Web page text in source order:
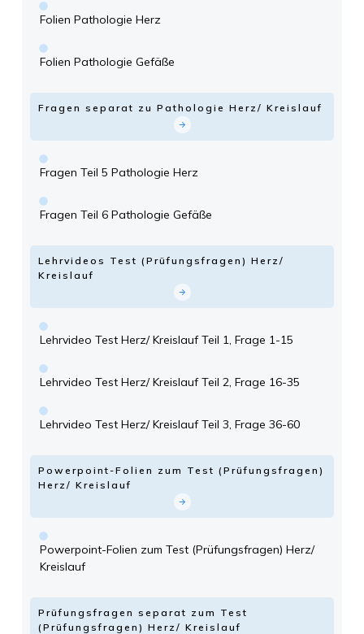
Folien Pathologie Herz
Folien Pathologie Gefäße
Fragen separat zu Pathologie Herz/ Kreislauf
Fragen Teil 5 Pathologie Herz
Fragen Teil 6 Pathologie Gefäße
Lehrvideos Test (Prüfungsfragen) Herz/
Kreislauf
Lehrvideo Test Herz/ Kreislauf Teil 1, Frage 1-15
Lehrvideo Test Herz/ Kreislauf Teil 2, Frage 16-35
Lehrvideo Test Herz/ Kreislauf Teil 3, Frage 36-60
Powerpoint-Folien zum Test (Prüfungsfragen)
Herz/ Kreislauf
Powerpoint-Folien zum Test (Prüfungsfragen) Herz/
Kreislauf
Prüfungsfragen separat zum Test
(Prüfungsfragen) Herz/ Kreislauf